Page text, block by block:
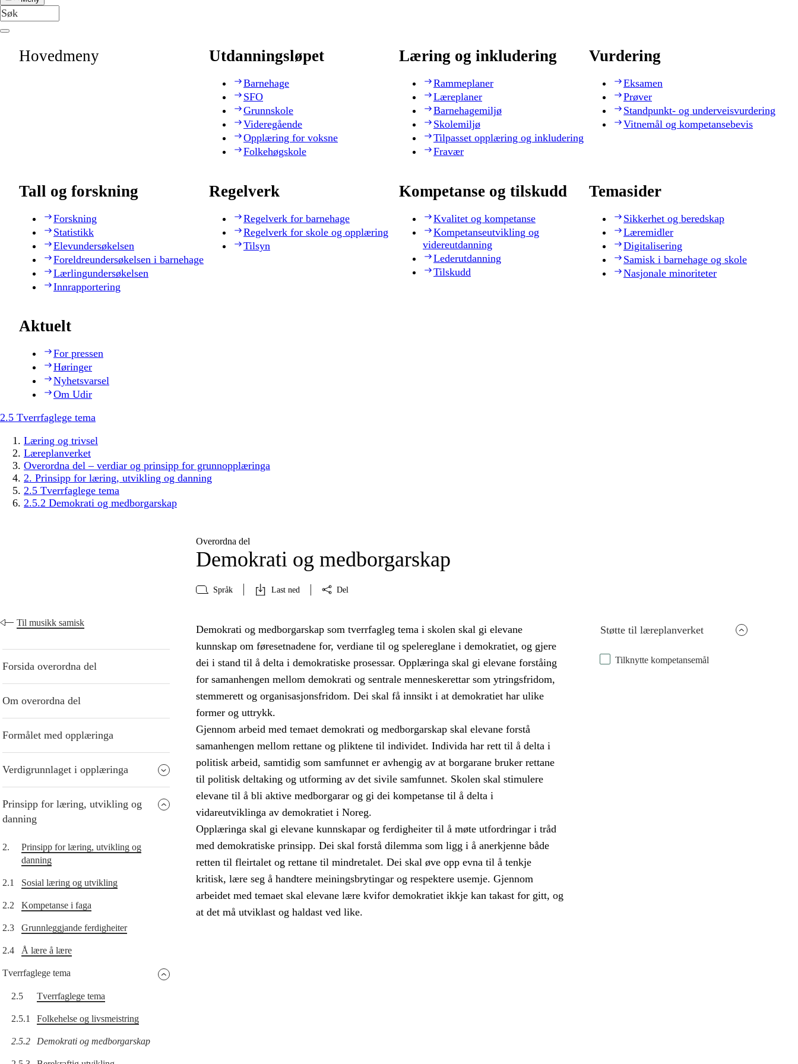
Hovedmeny Utdanningsløpet
Barnehage
SFO
Grunnskole
Videregående
Opplæring for voksne
Folkehøgskole
Læring og inkludering
Rammeplaner
Læreplaner
Barnehagemiljø
Skolemiljø
Tilpasset opplæring og inkludering
Fravær
Vurdering
Eksamen
Prøver
Standpunkt- og underveisvurdering
Vitnemål og kompetansebevis
Tall og forskning
Forskning
Statistikk
Elevundersøkelsen
Foreldreundersøkelsen i barnehage
Lærlingundersøkelsen
Innrapportering
Regelverk
Regelverk for barnehage
Regelverk for skole og opplæring
Tilsyn
Kompetanse og tilskudd
Kvalitet og kompetanse
Kompetanseutvikling og
videreutdanning
Lederutdanning
Tilskudd
Temasider
Sikkerhet og beredskap
Læremidler
Digitalisering
Samisk i barnehage og skole
Nasjonale minoriteter
Aktuelt
For pressen
Høringer
Nyhetsvarsel
Om Udir
2.5 Tverrfaglege tema
Læring og trivsel
Læreplanverket
Overordna del – verdiar og prinsipp for grunnopplæringa
2. Prinsipp for læring, utvikling og danning
2.5 Tverrfaglege tema
2.5.2 Demokrati og medborgarskap
Overordna del
Demokrati og medborgarskap
Språk Last ned Del
Til musikk samisk
Forsida overordna del
Om overordna del
Formålet med opplæringa
Verdigrunnlaget i opplæringa
Prinsipp for læring, utvikling og
danning
2.
Prinsipp for læring, utvikling og
danning
2.1 Sosial læring og utvikling
2.2 Kompetanse i faga
2.3 Grunnleggjande ferdigheiter
2.4 Å lære å lære
Tverrfaglege tema
2.5 Tverrfaglege tema
2.5.1 Folkehelse og livsmeistring
2.5.2 Demokrati og medborgarskap
Støtte til læreplanverket
Tilknytte kompetansemål
Demokrati og medborgarskap som tverrfagleg tema i skolen skal gi elevane
kunnskap om føresetnadene for, verdiane til og spelereglane i demokratiet, og gjere
dei i stand til å delta i demokratiske prosessar. Opplæringa skal gi elevane forståing
for samanhengen mellom demokrati og sentrale menneskerettar som ytringsfridom,
stemmerett og organisasjonsfridom. Dei skal få innsikt i at demokratiet har ulike
former og uttrykk.
Gjennom arbeid med temaet demokrati og medborgarskap skal elevane forstå
samanhengen mellom rettane og pliktene til individet. Individa har rett til å delta i
politisk arbeid, samtidig som samfunnet er avhengig av at borgarane bruker rettane
til politisk deltaking og utforming av det sivile samfunnet. Skolen skal stimulere
elevane til å bli aktive medborgarar og gi dei kompetanse til å delta i
vidareutviklinga av demokratiet i Noreg.
Opplæringa skal gi elevane kunnskapar og ferdigheiter til å møte utfordringar i tråd
med demokratiske prinsipp. Dei skal forstå dilemma som ligg i å anerkjenne både
retten til fleirtalet og rettane til mindretalet. Dei skal øve opp evna til å tenkje
kritisk, lære seg å handtere meiningsbrytingar og respektere usemje. Gjennom
arbeidet med temaet skal elevane lære kvifor demokratiet ikkje kan takast for gitt, og
at det må utviklast og haldast ved like.